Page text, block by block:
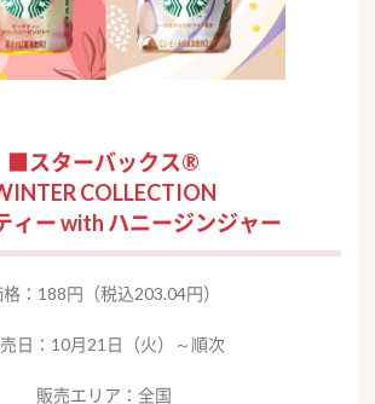
■スターバックス®
COLLECTION
ィー with ハニージンジャー
格：188円（税込203.04円）
日：10月21日（火）～順次
販売エリア：全国